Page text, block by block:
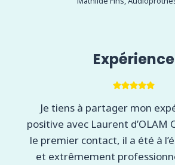
Expérience
Je tiens à partager mon
positive avec Laurent d’OLAM
le premier contact, il a été à
et extrêmement